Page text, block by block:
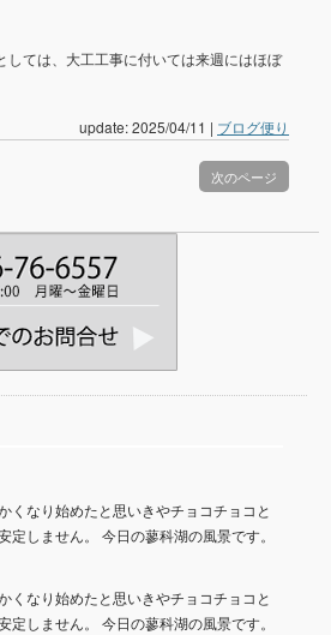
しては、大工工事に付いては来週にはほぼ
update: 2025/04/11 | ブログ便り
次のページ
くなり始めたと思いきやチョコチョコと
定しません。 今日の蓼科湖の風景です。
くなり始めたと思いきやチョコチョコと
定しません。 今日の蓼科湖の風景です。